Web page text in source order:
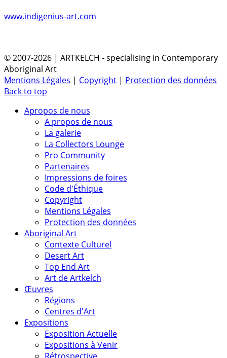
www.indigenius-art.com
© 2007-2026 | ARTKELCH - specialising in Contemporary
Aboriginal Art
Mentions Légales | Copyright | Protection des données
Back to top
Apropos de nous
A propos de nous
La galerie
La Collectors Lounge
Pro Community
Partenaires
Impressions de foires
Code d'Éthique
Copyright
Mentions Légales
Protection des données
Aboriginal Art
Contexte Culturel
Desert Art
Top End Art
Art de Artkelch
Œuvres
Régions
Centres d'Art
Expositions
Exposition Actuelle
Expositions à Venir
Rétrospective